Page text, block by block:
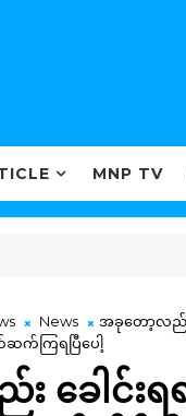
MNP TV
News
အခုတော့လည်း
ကြရပြီပေါ့
ခေါင်း